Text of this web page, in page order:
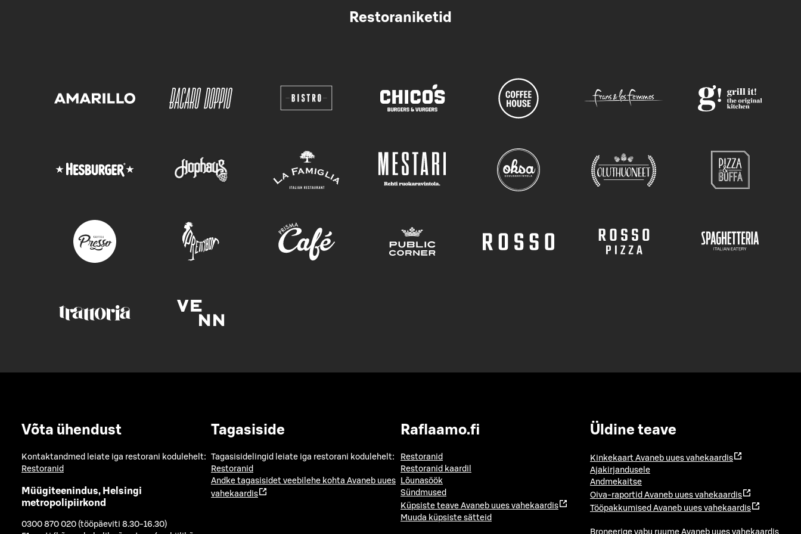
Restoraniketid
Võta ühendust
Kontaktandmed leiate iga restorani kodulehelt:
Restoranid
Müügiteenindus, Helsingi
metropolipiirkond
0300 870 020 (tööpäeviti 8.30-16.30)
Tagasiside
Tagasisidelingid leiate iga restorani kodulehelt:
Restoranid
Andke tagasisidet veebilehe kohta Avaneb uues
vahekaardis
Raflaamo.fi
Restoranid
Restoranid kaardil
Lõunasöök
Sündmused
Küpsiste teave Avaneb uues vahekaardis
Muuda küpsiste sätteid
Üldine teave
Kinkekaart Avaneb uues vahekaardis
Ajakirjandusele
Andmekaitse
Oiva-raportid Avaneb uues vahekaardis
Tööpakkumised Avaneb uues vahekaardis